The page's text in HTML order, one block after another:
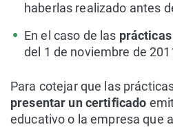
haberlas realizado antes
En el caso de las
del 1 de noviembre de
Para cotejar que las
presentar un certificado
educativo o la empresa que